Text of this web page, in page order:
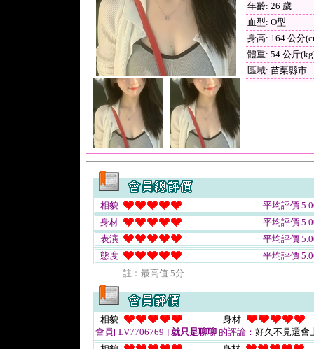
年齡: 26 歲
血型: O型
身高: 164 公分
體重: 54 公斤
區域: 苗栗縣市
相貌
平均評價
身材
平均評價
表演
平均評價
態度
平均評價
註﹕最高值 5分
相貌
身材
會員[ LV7706769 ] 就只是聊聊 的評論： 好久不見還會